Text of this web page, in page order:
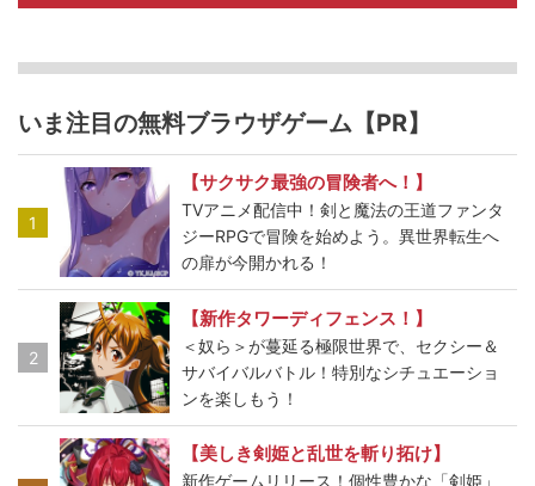
いま注目の無料ブラウザゲーム【PR】
1
【サクサク最強の冒険者へ！】
TVアニメ配信中！剣と魔法の王道ファンタ
ジーRPGで冒険を始めよう。異世界転生へ
の扉が今開かれる！
2
【新作タワーディフェンス！】
＜奴ら＞が蔓延る極限世界で、セクシー＆
サバイバルバトル！特別なシチュエーショ
ンを楽しもう！
【美しき剣姫と乱世を斬り拓け】
新作ゲームリリース！個性豊かな「剣姫」